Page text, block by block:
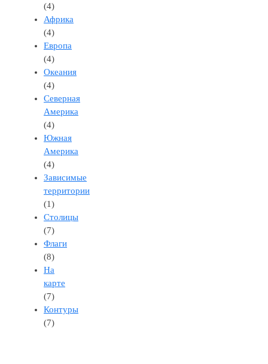
(4)
Африка
(4)
Европа
(4)
Океания
(4)
Северная
Америка
(4)
Южная
Америка
(4)
Зависимые
территории
(1)
Столицы
(7)
Флаги
(8)
На
карте
(7)
Контуры
(7)